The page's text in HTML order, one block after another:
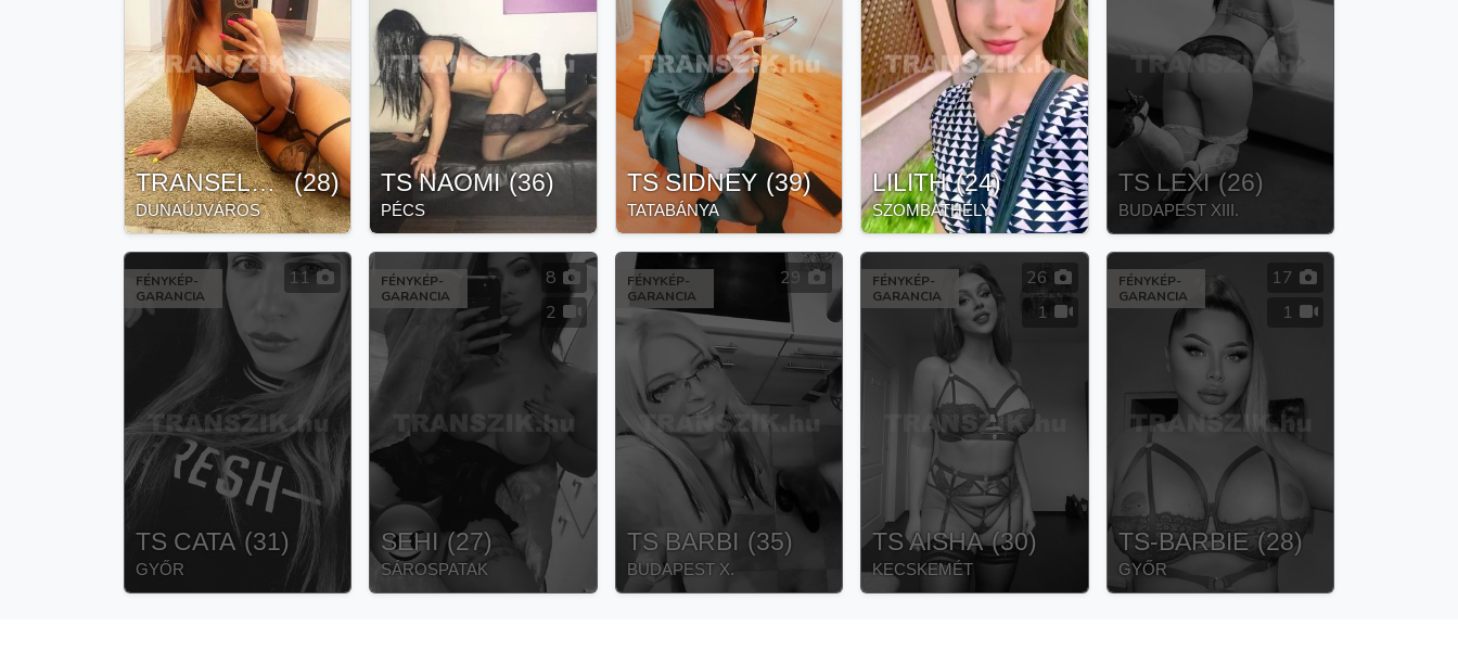
TRANSELECTRA (28)
DUNAÚJVÁROS
TS NAOMI (36)
PÉCS
TS SIDNEY (39)
TATABÁNYA
LILITH (24)
SZOMBATHELY
TS LEXI (26)
BUDAPEST XIII.
FÉNYKÉP-
GARANCIA
11
TS CATA (31)
GYŐR
FÉNYKÉP-
GARANCIA
8
2
SEHI (27)
SÁROSPATAK
FÉNYKÉP-
GARANCIA
29
TS BARBI (35)
BUDAPEST X.
FÉNYKÉP-
GARANCIA
26
1
TS AISHA (30)
KECSKEMÉT
FÉNYKÉP-
GARANCIA
17
1
TS-BARBIE (28)
GYŐR